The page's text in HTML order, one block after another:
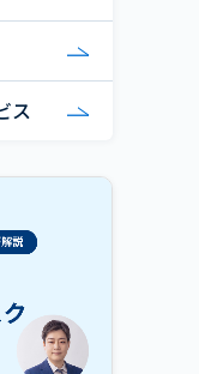
ス